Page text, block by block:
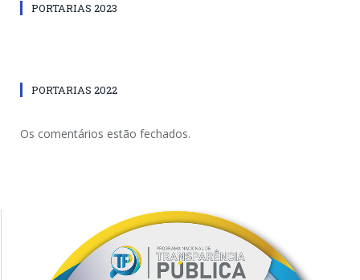
PORTARIAS 2023
PORTARIAS 2022
Os comentários estão fechados.